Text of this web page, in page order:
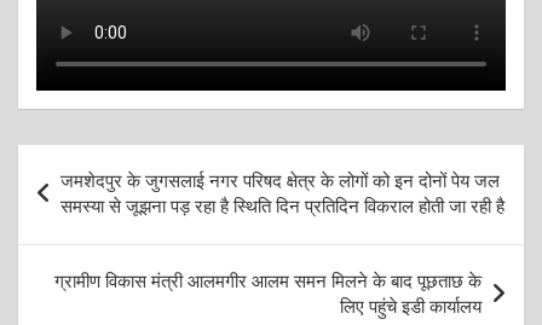
navigation
जमशेदपुर के जुगसलाई नगर परिषद क्षेत्र के लोगों को इन दोनों पेय जल
समस्या से जूझना पड़ रहा है स्थिति दिन प्रतिदिन विकराल होती जा रही है
ग्रामीण विकास मंत्री आलमगीर आलम समन मिलने के बाद पूछताछ के
लिए पहुंचे इडी कार्यालय